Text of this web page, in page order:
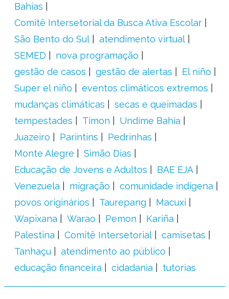
Bahias
Comitê Intersetorial da Busca Ativa Escolar
São Bento do Sul
atendimento virtual
SEMED
nova programação
gestão de casos
gestão de alertas
El niño
Super el niño
eventos climáticos extremos
mudanças climáticas
secas e queimadas
tempestades
Timon
Undime Bahia
Juazeiro
Parintins
Pedrinhas
Monte Alegre
Simão Dias
Educação de Jovens e Adultos
BAE EJA
Venezuela
migração
comunidade indígena
povos originários
Taurepang
Macuxi
Wapixana
Warao Pemon
Kariña
Palestina
Comitê Intersetorial
camisetas
Tanhaçu
atendimento ao público
educação financeira
cidadania tutorias